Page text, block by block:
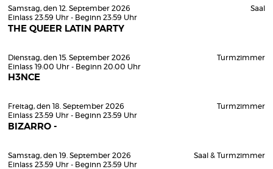
Samstag, den 12. September 2026
Einlass 23:59 Uhr - Beginn 23:59 Uhr
THE QUEER LATIN PARTY
Saal
Dienstag, den 15. September 2026
Einlass 19:00 Uhr - Beginn 20:00 Uhr
H3NCE
Turmzimmer
Freitag, den 18. September 2026
Einlass 23:59 Uhr - Beginn 23:59 Uhr
BIZARRO -
Turmzimmer
Samstag, den 19. September 2026
Einlass 23:59 Uhr - Beginn 23:59 Uhr
Saal & Turmzimmer